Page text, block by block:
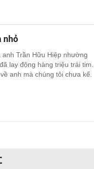
nhỏ
Trần Hữu Hiệp nhường
lay động hàng triệu trái tim.
anh mà chúng tôi chưa kể.